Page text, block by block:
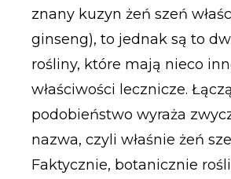
znany kuzyn żeń szeń
ginseng), to jednak są to
rośliny, które mają nieco
właściwości lecznicze.
podobieństwo wyraża
nazwa, czyli właśnie żeń
Faktycznie, botanicznie